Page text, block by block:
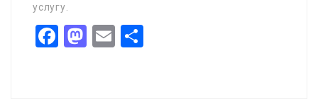
услугу.
Facebook
Mastodon
Email